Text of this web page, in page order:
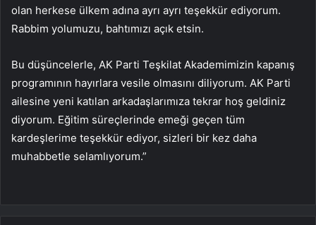
olan herkese ülkem adına ayrı ayrı teşekkür ediyorum.
Rabbim yolumuzu, bahtımızı açık etsin.
Bu düşüncelerle, AK Parti Teşkilat Akademimizin kapanış
programının hayırlara vesile olmasını diliyorum. AK Parti
ailesine yeni katılan arkadaşlarımıza tekrar hoş geldiniz
diyorum. Eğitim süreçlerinde emeği geçen tüm
kardeşlerime teşekkür ediyor, sizleri bir kez daha
muhabbetle selamlıyorum.”